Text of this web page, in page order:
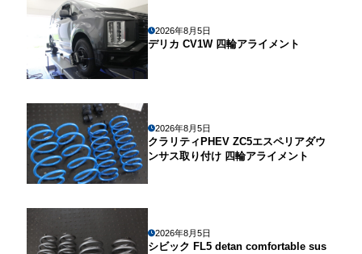
2026年8月5日
デリカ CV1W 四輪アライメント
2026年8月5日
クラリティPHEV ZC5エスペリアダウ
ンサス取り付け 四輪アライメント
2026年8月5日
シビック FL5 detan comfortable sus